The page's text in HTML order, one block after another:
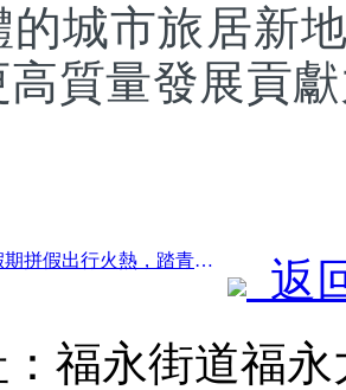
的城市旅居新
質量發展貢
前一篇：清明假期拼假出行火熱，踏青賞花帶動多城客流增長
返
福永街道福